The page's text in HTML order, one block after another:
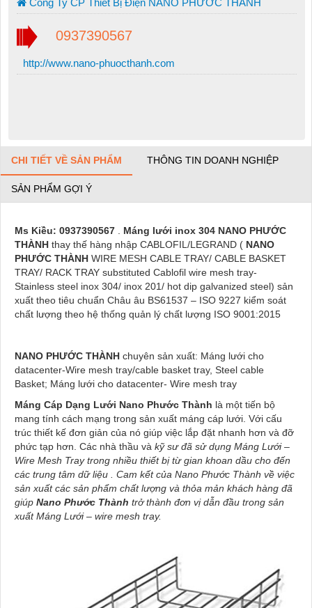
0937390567
http://www.nano-phuocthanh.com
CHI TIẾT VỀ SẢN PHẨM THÔNG TIN DOANH NGHIỆP
SẢN PHẨM GỢI Ý
Ms Kiều: 0937390567 Máng lưới inox 304 NANO PHƯỚC
THÀNH thay thế hàng nhập CABLOFIL/LEGRAND ( NANO
PHƯỚC THÀNH WIRE MESH CABLE TRAY/ CABLE BASKET
TRAY/ RACK TRAY substituted Cablofil wire mesh tray-
Stainless steel inox 304/ inox 201/ hot dip galvanized steel) sản
xuất theo tiêu chuẩn Châu âu BS61537 – ISO 9227 kiểm soát
chất lượng theo hệ thống quản lý chất lượng ISO 9001:2015
NANO PHƯỚC THÀNH chuyên sản xuất: Máng lưới cho
datacenter-Wire mesh tray/cable basket tray, Steel cable
Basket; Máng lưới cho datacenter- Wire mesh tray
Máng Cáp Dạng Lưới Nano Phước Thành là một tiến bộ
mang tính cách mạng trong sản xuất máng cáp lưới. Với cấu
trúc thiết kế đơn giản của nó giúp việc lắp đặt nhanh hơn và đỡ
phức tạp hơn. Các nhà thầu và kỹ sư đã sử dụng Máng Lưới –
Wire Mesh Tray trong nhiều thiết bị từ gian khoan dầu cho đến
các trung tâm dữ liệu . Cam kết của Nano Phước Thành về việc
sản xuất các sản phẩm chất lượng và thỏa mản khách hàng đã
giúp Nano Phước Thành trở thành đơn vị dẫn đầu trong sản
xuất Máng Lưới – wire mesh tray.